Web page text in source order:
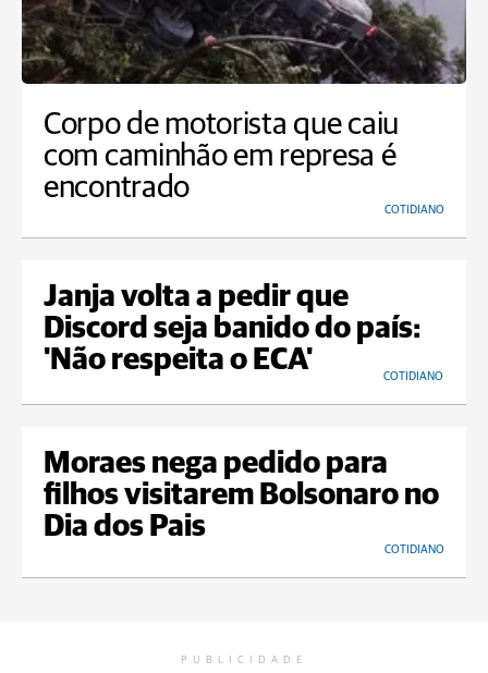
Corpo de motorista que caiu
com caminhão em represa é
encontrado
COTIDIANO
Janja volta a pedir que
Discord seja banido do país:
'Não respeita o ECA'
COTIDIANO
Moraes nega pedido para
filhos visitarem Bolsonaro no
Dia dos Pais
COTIDIANO
PUBLICIDADE